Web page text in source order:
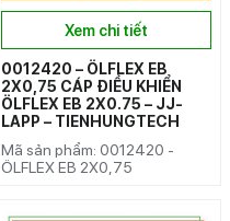
Xem chi tiết
0012420 – ÖLFLEX EB
2X0,75 CÁP ĐIỀU KHIỂN
ÖLFLEX EB 2X0.75 – JJ-
LAPP – TIENHUNGTECH
Mã sản phẩm: 0012420 -
ÖLFLEX EB 2X0,75